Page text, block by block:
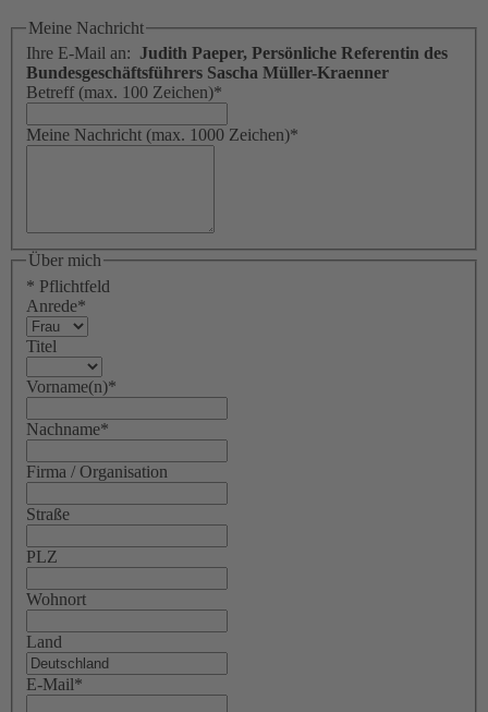
Meine Nachricht
Ihre E-Mail an: Judith Paeper, Persönliche Referentin des
Bundesgeschäftsführers Sascha Müller-Kraenner
Betreff (max. 100 Zeichen)*
Meine Nachricht (max. 1000 Zeichen)*
Über mich
* Pflichtfeld
Anrede*
Titel
Vorname(n)*
Nachname*
Firma / Organisation
Straße
PLZ
Wohnort
Land
E-Mail*